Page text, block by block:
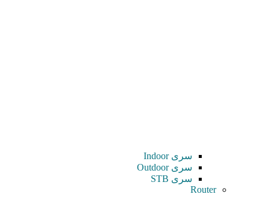
سری Indoor
سری Outdoor
سری STB
Router